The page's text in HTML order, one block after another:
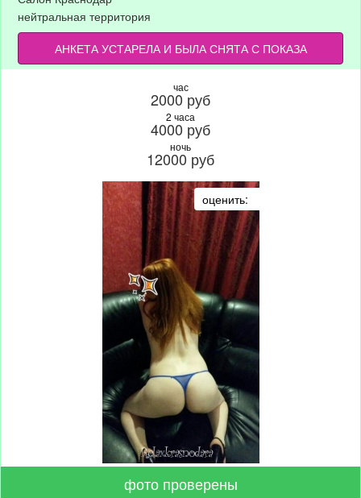
нейтральная территория
АНКЕТА УСТАРЕЛА И БЫЛА СНЯТА С ПОКАЗА
час
2000 руб
2 часа
4000 руб
ночь
12000 руб
оценить:
фото проверены